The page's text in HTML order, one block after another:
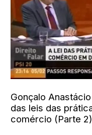
Gonçalo
das leis das
comércio (Parte 2)